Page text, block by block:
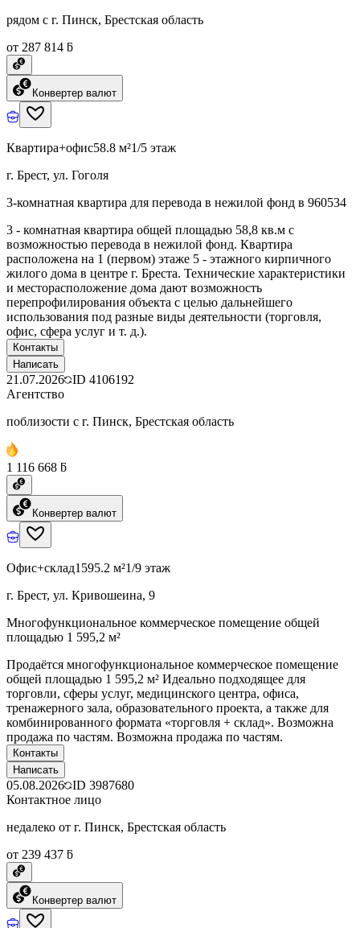
рядом с г. Пинск, Брестская область
от 287 814 ƃ
Конвертер валют
Квартира+офис58.8 м²1/5 этаж
г. Брест, ул. Гоголя
3-комнатная квартира для перевода в нежилой фонд в 960534
3 - комнатная квартира общей площадью 58,8 кв.м с
возможностью перевода в нежилой фонд. Квартира
расположена на 1 (первом) этаже 5 - этажного кирпичного
жилого дома в центре г. Бреста. Технические характеристики
и месторасположение дома дают возможность
перепрофилирования объекта с целью дальнейшего
использования под разные виды деятельности (торговля,
офис, сфера услуг и т. д.).
Контакты
Написать
21.07.2026 ID 4106192
Агентство
поблизости с г. Пинск, Брестская область
1 116 668 ƃ
Конвертер валют
Офис+склад1595.2 м²1/9 этаж
г. Брест, ул. Кривошеина, 9
Многофункциональное коммерческое помещение общей
площадью 1 595,2 м²
Продаётся многофункциональное коммерческое помещение
общей площадью 1 595,2 м² Идеально подходящее для
торговли, сферы услуг, медицинского центра, офиса,
тренажерного зала, образовательного проекта, а также для
комбинированного формата «торговля + склад». Возможна
продажа по частям. Возможна продажа по частям.
Контакты
Написать
05.08.2026 ID 3987680
Контактное лицо
недалеко от г. Пинск, Брестская область
от 239 437 ƃ
Конвертер валют